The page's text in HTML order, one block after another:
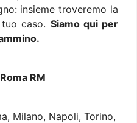
insieme troveremo la
caso. Siamo qui per
RM
Milano, Napoli, Torino,